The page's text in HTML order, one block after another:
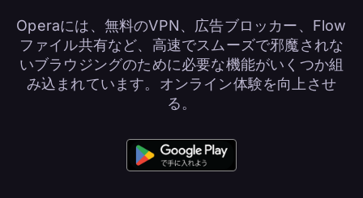
Operaには、無料のVPN、広告ブロッカー、Flow
ファイル共有など、高速でスムーズで邪魔されな
いブラウジングのために必要な機能がいくつか組
み込まれています。オンライン体験を向上させ
る。